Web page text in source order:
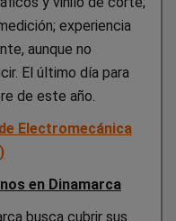
experiencia
aunque no
El último día para
de este año.
Electromecánica
en Dinamarca
busca cubrir sus